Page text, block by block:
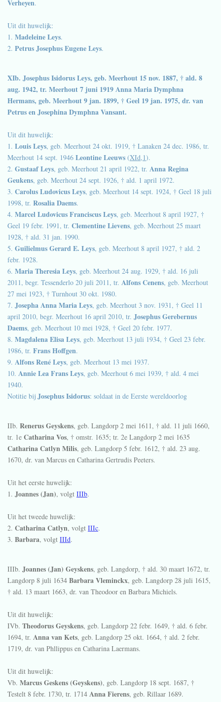
Verheyen.
Uit dit huwelijk:
1. Madeleine Leys.
2. Petrus Josephus Eugene Leys.
XIb. Josephus Isidorus Leys, geb. Meerhout 15 nov. 1887, † ald. 8
aug. 1942, tr. Meerhout 7 juni 1919Anna Maria Dymphna
Hermans, geb. Meerhout 9 jan. 1899, † Geel 19 jan. 1975, dr. van
Petrus en Josephina Dymphna Vansant.
Uit dit huwelijk:
1. Louis Leys, geb. Meerhout 24 okt. 1919, † Lanaken 24 dec. 1986, tr.
Meerhout 14 sept. 1946 Leontine Leeuws (XId,1).
2. Gustaaf Leys, geb. Meerhout 21 april 1922, tr. Anna Regina
Geukens, geb. Meerhout 24 sept. 1926, † ald. 1 april 1972.
3. Carolus Ludovicus Leys, geb. Meerhout 14 sept. 1924, † Geel 18 juli
1998, tr. Rosalia Daems.
4. Marcel Ludovicus Franciscus Leys, geb. Meerhout 8 april 1927, †
Geel 19 febr. 1991, tr. Clementine Lievens, geb. Meerhout 25 maart
1928, † ald. 31 jan. 1990.
5. Guilielmus Gerard E. Leys, geb. Meerhout 8 april 1927, † ald. 2
febr. 1928.
6. Maria Theresia Leys, geb. Meerhout 24 aug. 1929, † ald. 16 juli
2011, begr. Tessenderlo 20 juli 2011, tr. Alfons Cenens, geb. Meerhout
27 mei 1923, † Turnhout 30 okt. 1980.
7. Josepha Anna Maria Leys, geb. Meerhout 3 nov. 1931, † Geel 11
april 2010, begr. Meerhout 16 april 2010, tr. Josephus Gerebernus
Daems, geb. Meerhout 10 mei 1928, † Geel 20 febr. 1977.
8. Magdalena Elisa Leys, geb. Meerhout 13 juli 1934, † Geel 23 febr.
1986, tr. Frans Hoffgen.
9. Alfons René Leys, geb. Meerhout 13 mei 1937.
10. Annie Lea Frans Leys, geb. Meerhout 6 mei 1939, † ald. 4 mei
1940.
Notitie bij Josephus Isidorus: soldaat in de Eerste wereldoorlog
IIb. Renerus Geyskens, geb. Langdorp 2 mei 1611, † ald. 11 juli 1660,
tr. 1e Catharina Vos, † omstr. 1635; tr. 2e Langdorp 2 mei 1635
Catharina Catlyn Milis, geb. Langdorp 5 febr. 1612, † ald. 23 aug.
1670, dr. van Marcus en Catharina Gertrudis Peeters.
Uit het eerste huwelijk:
1. Joannes (Jan), volgt IIIb.
Uit het tweede huwelijk:
2. Catharina Catlyn, volgt IIIc.
3. Barbara, volgt IIId.
IIIb. Joannes (Jan) Geyskens, geb. Langdorp, † ald. 30 maart 1672, tr.
Langdorp 8 juli 1634 Barbara Vleminckx, geb. Langdorp 28 juli 1615,
† ald. 13 maart 1663, dr. van Theodoor en Barbara Michiels.
Uit dit huwelijk:
IVb. Theodorus Geyskens, geb. Langdorp 22 febr. 1649, † ald. 6 febr.
1694, tr. Anna van Kets, geb. Langdorp 25 okt. 1664, † ald. 2 febr.
1719, dr. van Phllippus en Catharina Laermans.
Uit dit huwelijk:
Vb. Marcus Geskens (Geyskens), geb. Langdorp 18 sept. 1687, †
Testelt 8 febr. 1730, tr. 1714 Anna Fierens, geb. Rillaar 1689.